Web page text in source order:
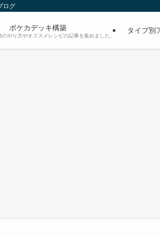
ログ
ポケカデッキ構築
のやり方やオススメレシピの記事を集めました。
タイプ別